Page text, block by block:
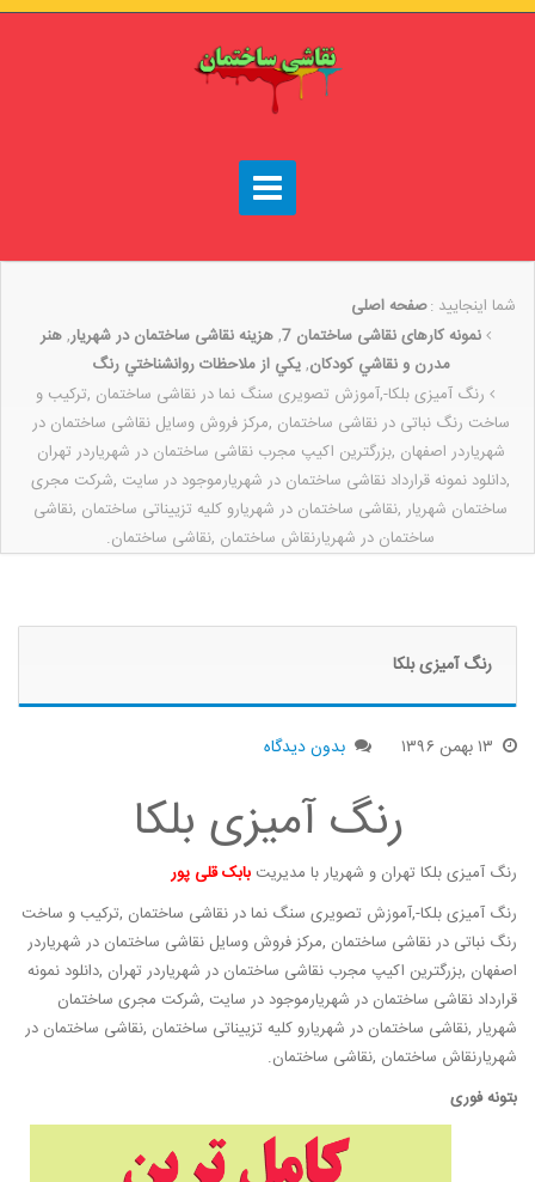
شما اینجایید :صفحه اصلی
نمونه کارهای نقاشی ساختمان 7 ,هزینه نقاشی ساختمان در شهریار,هنر
مدرن و نقاشي كودكان,يکي از ملاحظات روانشناختي رنگ
رنگ آمیزی بلکا-,آموزش تصویری سنگ نما در نقاشی ساختمان ,ترکیب و
ساخت رنگ نباتی در نقاشی ساختمان ,مرکز فروش وسایل نقاشی ساختمان در
شهریاردر اصفهان ,بزرگترین اکیپ مجرب نقاشی ساختمان در شهریاردر تهران
,دانلود نمونه قرارداد نقاشی ساختمان در شهریارموجود در سایت ,شرکت مجری
ساختمان شهریار ,نقاشی ساختمان در شهریارو کلیه تزییناتی ساختمان ,نقاشی
ساختمان در شهریارنقاش ساختمان ,نقاشی ساختمان.
رنگ آمیزی بلکا
۱۳بهمن۱۳۹۶ بدون دیدگاه
رنگ آمیزی بلکا
رنگ آمیزی بلکا تهران و شهریار با مدیریت بابک قلی پور
رنگ آمیزی بلکا-,آموزش تصویری سنگ نما در نقاشی ساختمان ,ترکیب و ساخت
رنگ نباتی در نقاشی ساختمان ,مرکز فروش وسایل نقاشی ساختمان در شهریاردر
اصفهان ,بزرگترین اکیپ مجرب نقاشی ساختمان در شهریاردر تهران ,دانلود نمونه
قرارداد نقاشی ساختمان در شهریارموجود در سایت ,شرکت مجری ساختمان
شهریار ,نقاشی ساختمان در شهریارو کلیه تزییناتی ساختمان ,نقاشی ساختمان در
شهریارنقاش ساختمان ,نقاشی ساختمان.
بتونه فوری